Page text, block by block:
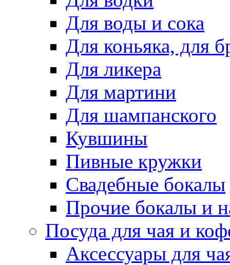
Для воды и сока
Для коньяка, для
Для ликера
Для мартини
Для шампанского
Кувшины
Пивные кружки
Свадебные бокалы
Прочие бокалы и
Посуда для чая и
Аксессуары для